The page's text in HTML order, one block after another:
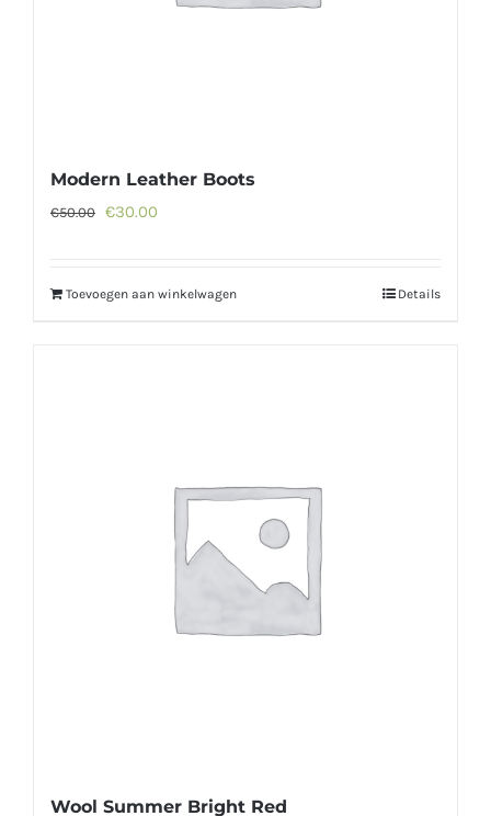
Modern Leather Boots
€50.00 Oorspronkelijke
€50.00.
€30.00
€30.00.
Toevoegen aan winkelwagen Details
Wool Summer Bright Red